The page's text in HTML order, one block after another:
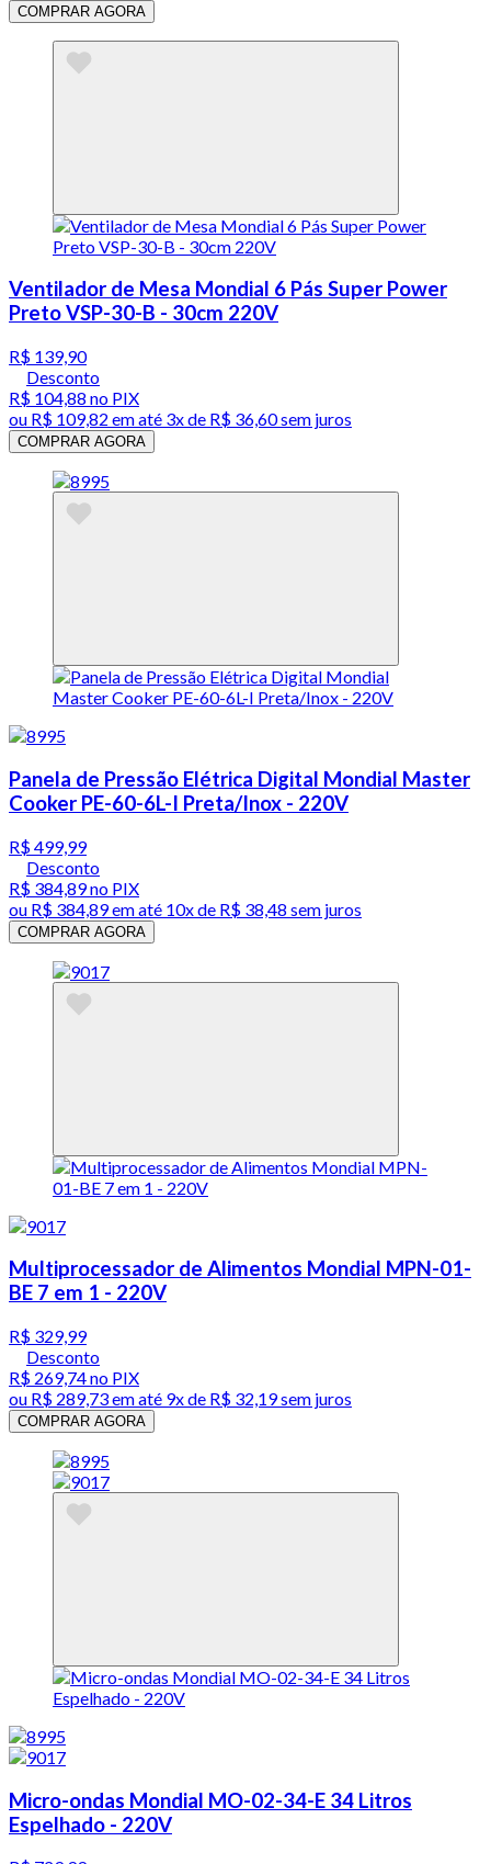
COMPRAR AGORA
Ventilador de Mesa Mondial 6 Pás Super Power
Preto VSP-30-B - 30cm 220V
R$ 139,90
Desconto
R$ 104,88 no PIX
ou R$ 109,82 em até 3x de R$ 36,60 sem juros
COMPRAR AGORA
Panela de Pressão Elétrica Digital Mondial Master
Cooker PE-60-6L-I Preta/Inox - 220V
R$ 499,99
Desconto
R$ 384,89no PIX
ou R$ 384,89em até 10x de R$ 38,48 sem juros
COMPRAR AGORA
Multiprocessador de Alimentos Mondial MPN-01-
BE 7 em 1 - 220V
R$ 329,99
Desconto
R$ 269,74no PIX
ou R$ 289,73em até 9x de R$ 32,19 sem juros
COMPRAR AGORA
Micro-ondas Mondial MO-02-34-E 34 Litros
Espelhado - 220V